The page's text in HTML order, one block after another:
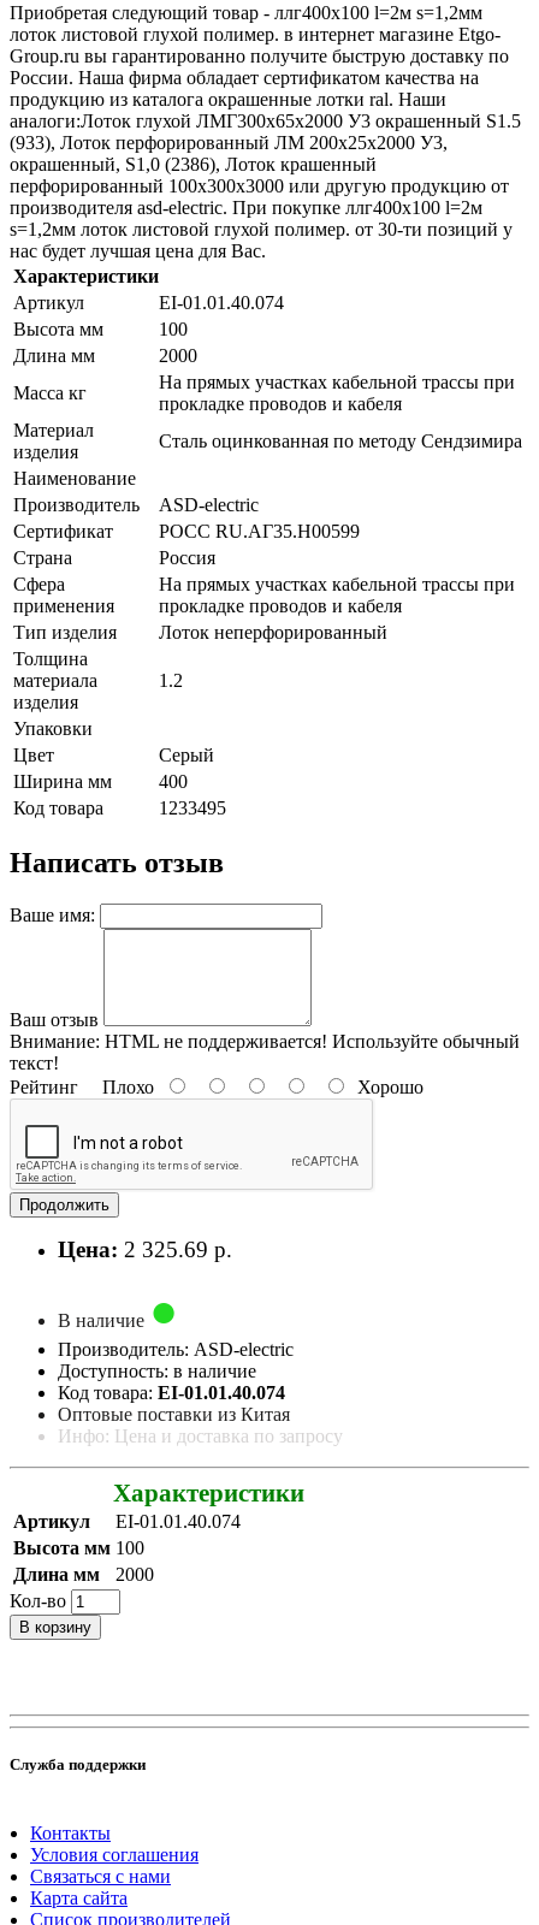
Приобретая следующий товар - ллг400х100 l=2м s=1,2мм
лоток листовой глухой полимер. в интернет магазине Etgo-
Group.ru вы гарантированно получите быструю доставку по
России. Наша фирма обладает сертификатом качества на
продукцию из каталога окрашенные лотки ral. Наши
аналоги:Лоток глухой ЛМГ300х65х2000 У3 окрашенный S1.5
(933), Лоток перфорированный ЛМ 200х25х2000 У3,
окрашенный, S1,0 (2386), Лоток крашенный
перфорированный 100х300х3000 или другую продукцию от
производителя asd-electric. При покупке ллг400х100 l=2м
s=1,2мм лоток листовой глухой полимер. от 30-ти позиций у
нас будет лучшая цена для Вас.
Характеристики
Артикул
EI-01.01.40.074
Высота мм
100
Длина мм
2000
Масса кг
На прямых участках кабельной трассы при
прокладке проводов и кабеля
Материал
изделия
Сталь оцинкованная по методу Сендзимира
Наименование
Производитель
ASD-electric
Сертификат
POCC RU.АГ35.H00599
Страна
Россия
Сфера
применения
На прямых участках кабельной трассы при
прокладке проводов и кабеля
Тип изделия
Лоток неперфорированный
Толщина
материала
изделия
1.2
Упаковки
Цвет
Серый
Ширина мм
400
Код товара
1233495
Написать отзыв
Ваше имя:
Ваш отзыв
Внимание: HTML не поддерживается! Используйте обычный
текст!
Рейтинг Плохо Хорошо
Продолжить
Цена: 2 325.69 р.
В наличие
Производитель: ASD-electric
Доступность: в наличие
Код товара: EI-01.01.40.074
Оптовые поставки из Китая
Инфо: Цена и доставка по запросу
Характеристики
Артикул
EI-01.01.40.074
Высота мм 100
Длина мм
2000
Кол-во
В корзину
Служба поддержки
Контакты
Условия соглашения
Связаться с нами
Карта сайта
Список производителей